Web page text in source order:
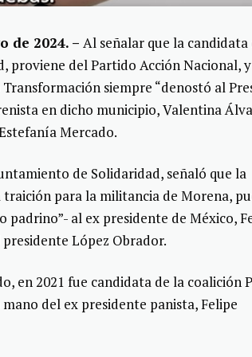
de 2024. – Al señalar que la candidata
proviene del Partido Acción Nacional,
siempre “denostó al
en dicho municipio, Valentina
Mercado.
de Solidaridad, señaló que la
para la militancia de Morena,
padrino”- al ex presidente de México,
López Obrador.
en 2021 fue candidata de la coalición
del ex presidente panista, Felipe